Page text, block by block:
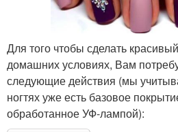
Для того чтобы сделать
домашних условиях, Вам
следующие действия (мы
ногтях уже есть базовое
обработанное УФ-лампой):